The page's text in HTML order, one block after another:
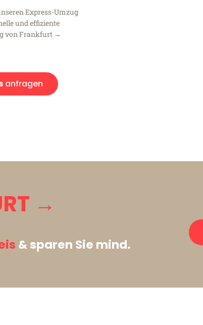
Express-Umzug
und effiziente
von Frankfurt →
anfragen
→
& sparen Sie mind.